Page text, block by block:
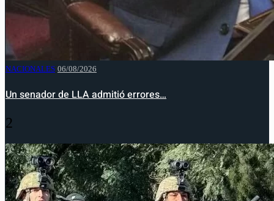
NACIONALES 06/08/2026
Un senador de LLA admitió errores…
2